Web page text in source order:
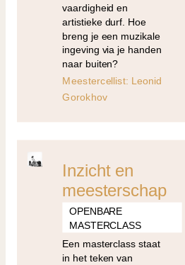
vaardigheid en
artistieke durf. Hoe
breng je een muzikale
ingeving via je handen
naar buiten?
Meestercellist: Leonid
Gorokhov
Inzicht en
meesterschap
OPENBARE
MASTERCLASS
Een masterclass staat
in het teken van